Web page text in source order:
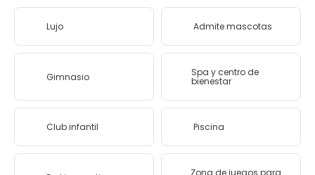
Lujo Admite mascotas
Gimnasio Spa y centro de
bienestar
Club infantil Piscina
Zona de juegos para